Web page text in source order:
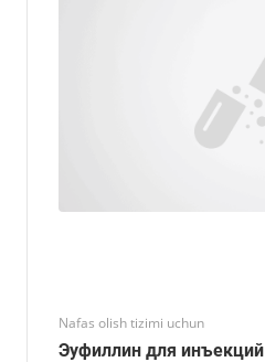
Nafas olish tizimi uchun
Эуфиллин для инъекций